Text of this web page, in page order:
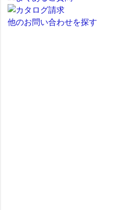
他のお問い合わせを探す